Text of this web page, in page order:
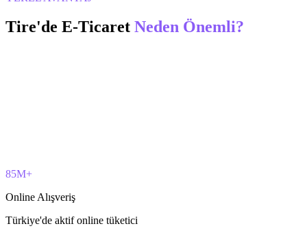
Tire'de E-Ticaret Neden Önemli?
85M+
Online Alışveriş
Türkiye'de aktif online tüketici